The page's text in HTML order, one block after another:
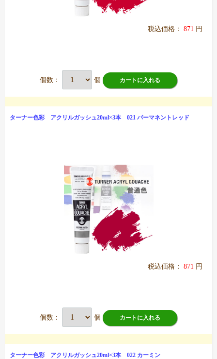
税込価格： 871 円
個数： 個 カートに入れる
ターナー色彩 アクリルガッシュ20ml×3本 021 パーマネントレッド
税込価格： 871 円
個数： 個 カートに入れる
ターナー色彩 アクリルガッシュ20ml×3本 022 カーミン